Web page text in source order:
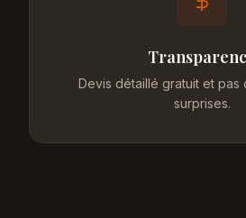
Devis détaillé gratuit et pas
surprises.